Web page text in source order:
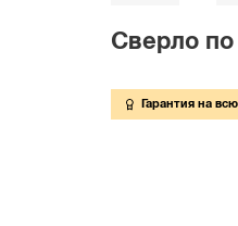
Сверло по
Гарантия на